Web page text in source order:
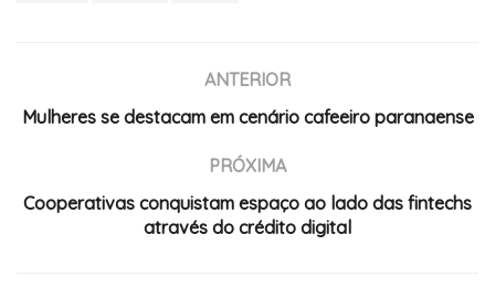
ANTERIOR
Mulheres se destacam em cenário cafeeiro paranaense
PRÓXIMA
Cooperativas conquistam espaço ao lado das fintechs
através do crédito digital